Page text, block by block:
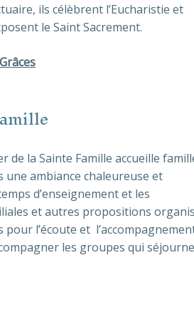
ils célèbrent l’Eucharistie et
le Saint Sacrement.
de la Sainte Famille accueille
ambiance chaleureuse et
d’enseignement et les
et autres propositions
l’écoute et
les groupes qui